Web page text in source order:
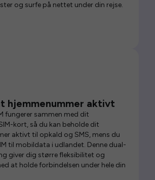
og surfe på nettet under din rejse.
hjemmenummer aktivt
fungerer sammen med dit
kort, så du kan beholde dit
aktivt til opkald og SMS, mens du
til mobildata i udlandet. Denne dual-
giver dig større fleksibilitet og
at holde forbindelsen under hele din